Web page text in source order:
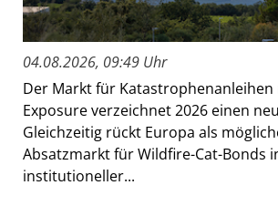
04.08.2026, 09:49 Uhr
Der Markt für
Exposure verzeichnet 2026 einen
Gleichzeitig rückt Europa als
Absatzmarkt für Wildfire-Cat-Bonds
institutioneller...